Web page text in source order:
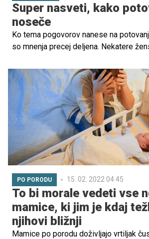
Super nasveti, kako
noseče
Ko tema pogovorov nanese na
so mnenja precej deljena. Nekatere
je po njihovem mnenju bodoča mamica
izpostavljena različnim tveganjem.
prepričane, da je ravno nosečnost
zadnje potovanje v dvoje, preden se
družine. Kaj pa mislite vi?
PO PORODU 15. 02. 2022 04.45
To bi morale vedeti vse
mamice, ki jim je kdaj
njihovi bližnji
Mamice po porodu doživljajo vrtiljak